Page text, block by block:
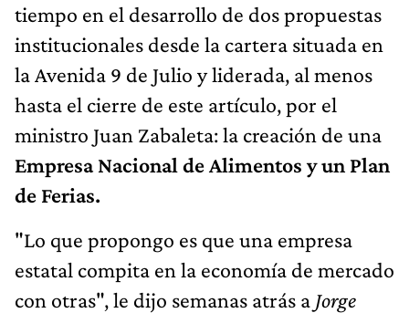
tiempo en el desarrollo de dos propuestas
institucionales desde la cartera situada en
la Avenida 9 de Julio y liderada, al menos
hasta el cierre de este artículo, por el
ministro Juan Zabaleta: la creación de una
Empresa Nacional de Alimentos y un Plan
de Ferias.
"Lo que propongo es que una empresa
estatal compita en la economía de mercado
con otras", le dijo semanas atrás a Jorge